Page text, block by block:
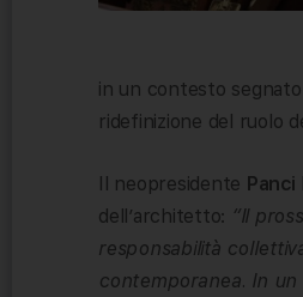
in un contesto
ridefinizione del ruolo
Il neopresidente Panci
dell’architetto: “Il
responsabilità
contemporanea. In